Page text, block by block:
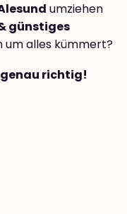
umziehen
günstiges
um alles kümmert?
genau richtig!